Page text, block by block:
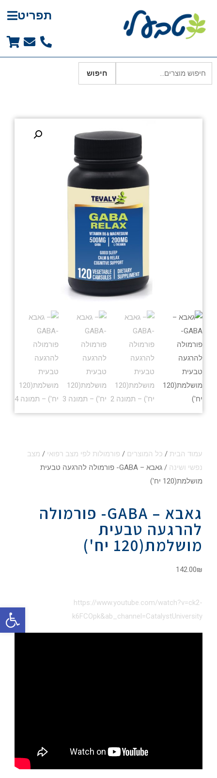
פתח
תפריט
חיפוש
עמוד הבית / כל המוצרים / פורמולות לפי מצב רפואי / מצב
נפשי ושינה
/ גאבא – GABA- פורמולה להרגעה טבעית
מושלמת(120 יח')
גאבא – GABA- פורמולה
להרגעה טבעית
מושלמת(120 יח')
142.00₪
https://www.youtube.com/watch?v=ck2-
k6FCOpk&ab_channel=CatalystUniversity